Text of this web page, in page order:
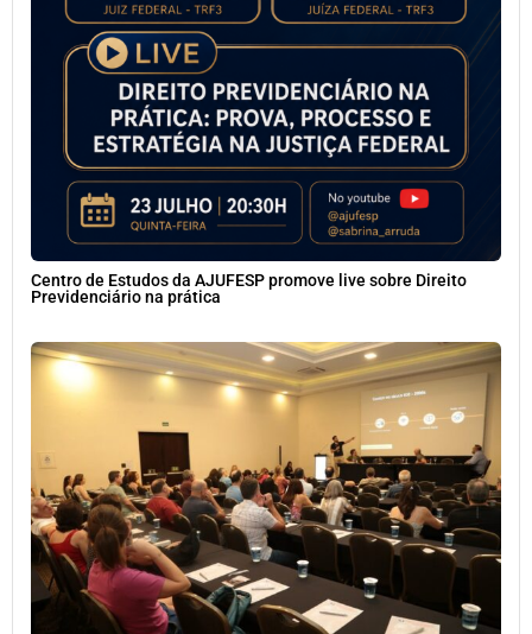
Centro de Estudos da AJUFESP promove live sobre Direito
Previdenciário na prática